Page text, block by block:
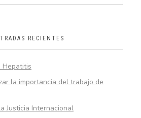
RECIENTES
Hepatitis
la importancia del trabajo de
Justicia Internacional